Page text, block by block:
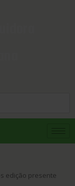
edição presente